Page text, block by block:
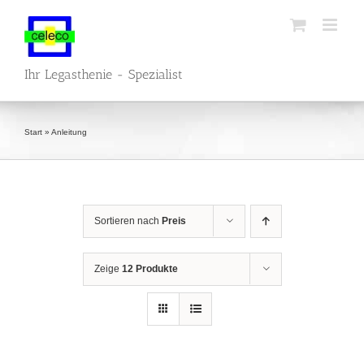
springen
Ihr Legasthenie - Spezialist
Start » Anleitung
Sortieren nach Preis
Zeige 12 Produkte